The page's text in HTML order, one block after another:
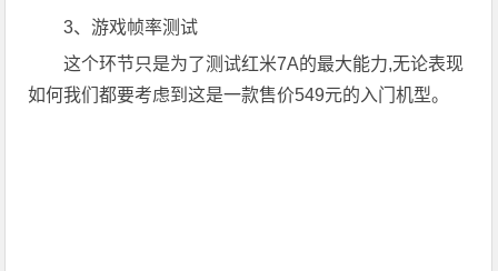
3、游戏帧率测试
这个环节只是为了测试红米7A的最大能力,无论表现
如何我们都要考虑到这是一款售价549元的入门机型。